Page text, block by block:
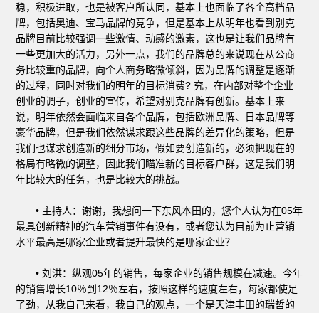
稳，积极进取，也是被客户所认同，基本上也面临了各个高档品
牌，包括奥迪、宝马品牌的竞争，但是基本上从明年也看到别克
品牌目前比较强调一些激情、动感的激素，这也是让我们品牌有
一些更加大的活力，另外一点，我们的品牌总的来说现在从公商
务比较重的品牌，向个人商务略微倾斜，因为品牌的调整是逐渐
的过程，同时对我们的明年的目标消费? 究，在内部对整个企业
创业的调子，创业的宣传，希望对别克品牌有创新。基本上来
说，明年依然会面临来自各个品牌，包括欧洲品牌、日本品牌等
豪华品牌，但是我们依然谋求跟这些品牌的差异化的策略，但是
我们也谋求创造新的细分市场，假如要创造新的，必须把现在的
格局有略微的调整，因此我们瞄准新的目标客户群，这是我们明
年比较大的任务，也是比较大的挑战。
• 主持人：谢谢，我想问一下东风本田的，您个人认为在05年
最具创新精神的汽车营销事件有没有，或者您认为目前为止营销
水平最高是哪家企业或者提升最快的是哪家企业？
• 刘洪：纵观05年的销售，每家企业的销售规模在减速。今年
的销售增长10％到12％左右，按照这样的速度左右，每家都使足
了劲，从我自己来看，我自己的观点，一个是天津丰田的瑞哲的